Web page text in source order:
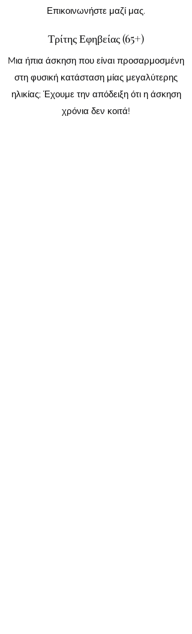
Επικοινωνήστε μαζί μας.
Τρίτης Εφηβείας (65+)
Mια ήπια άσκηση που είναι προσαρμοσμένη
στη φυσική κατάσταση μίας μεγαλύτερης
ηλικίας; Έχουμε την απόδειξη ότι η άσκηση
χρόνια δεν κοιτά!